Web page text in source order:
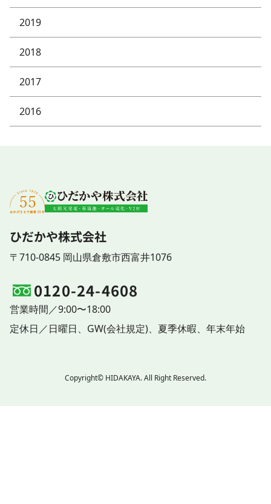
2019
2018
2017
2016
ひだかや株式会社
〒710-0845 岡山県倉敷市西富井1076
0120-24-4608
営業時間／9:00〜18:00
定休日／日曜日、 GW(会社規定)、 夏季休暇、 年末年始
Copyright© HIDAKAYA. All Right Reserved.